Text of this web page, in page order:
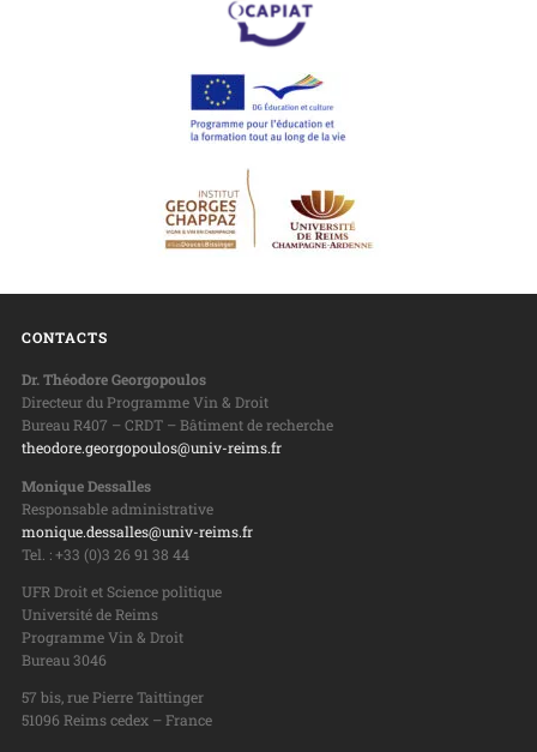
CONTACTS
Dr. Théodore Georgopoulos
Directeur du Programme Vin & Droit
Bureau R407 – CRDT – Bâtiment de recherche
theodore.georgopoulos@univ-reims.fr
Monique Dessalles
Responsable administrative
monique.dessalles@univ-reims.fr
Tel. : +33 (0)3 26 91 38 44
UFR Droit et Science politique
Université de Reims
Programme Vin & Droit
Bureau 3046
57 bis, rue Pierre Taittinger
51096 Reims cedex – France